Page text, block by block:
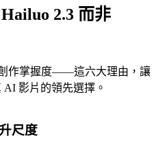
2.3 而非
作掌握度——這六大理由，讓
AI 影片的領先選擇。
尺度